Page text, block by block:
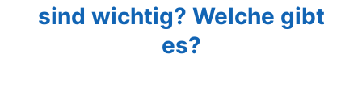
sind wichtig? Welche gibt
es?